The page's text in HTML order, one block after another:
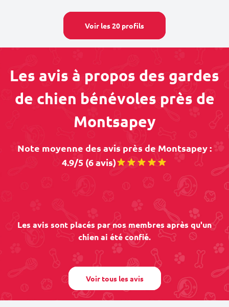
Voir les 20 profils
Les avis à propos des gardes
de chien bénévoles près de
Montsapey
Note moyenne des avis près de Montsapey :
4.9/5 (6 avis)
Les avis sont placés par nos membres après qu'un
chien ai été confié.
Voir tous les avis